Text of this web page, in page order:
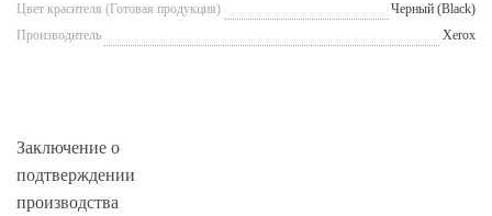
Цвет красителя (Готовая продукция)
Черный (Black)
Производитель
Xerox
Заключение о
подтверждении
производства